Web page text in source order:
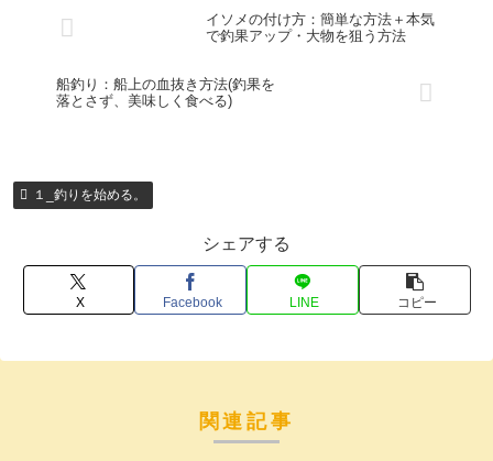
イソメの付け方：簡単な方法＋本気
で釣果アップ・大物を狙う方法
船釣り：船上の血抜き方法(釣果を
落とさず、美味しく食べる)
１_釣りを始める。
シェアする
X Facebook LINE コピー
関連記事